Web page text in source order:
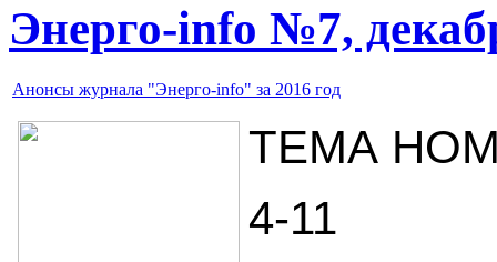
Энерго-info №7,
Анонсы журнала "Энерго-info" за 2016 год
ТЕМА
4-11